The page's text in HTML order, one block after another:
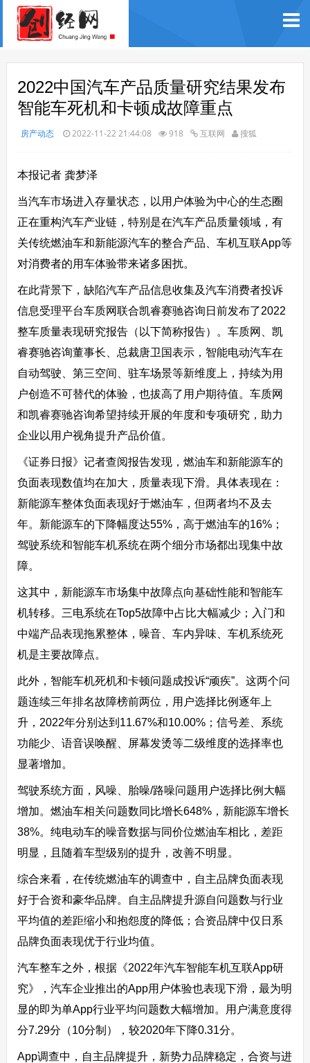
2022中国汽车产品质量研究结果发布
智能车死机和卡顿成故障重点
房产动态 2022-11-22 21:44:08 918 互联网 搜狐
本报记者 龚梦泽
当汽车市场进入存量状态，以用户体验为中心的生态圈
正在重构汽车产业链，特别是在汽车产品质量领域，有
关传统燃油车和新能源汽车的整合产品、车机互联App等
对消费者的用车体验带来诸多困扰。
在此背景下，缺陷汽车产品信息收集及汽车消费者投诉
信息受理平台车质网联合凯睿赛驰咨询日前发布了2022
整车质量表现研究报告（以下简称报告）。车质网、凯
睿赛驰咨询董事长、总裁唐卫国表示，智能电动汽车在
自动驾驶、第三空间、驻车场景等新维度上，持续为用
户创造不可替代的体验，也拔高了用户期待值。车质网
和凯睿赛驰咨询希望持续开展的年度和专项研究，助力
企业以用户视角提升产品价值。
《证券日报》记者查阅报告发现，燃油车和新能源车的
负面表现数值均在加大，质量表现下滑。具体表现在：
新能源车整体负面表现好于燃油车，但两者均不及去
年。新能源车的下降幅度达55%，高于燃油车的16%；
驾驶系统和智能车机系统在两个细分市场都出现集中故
障。
这其中，新能源车市场集中故障点向基础性能和智能车
机转移。三电系统在Top5故障中占比大幅减少；入门和
中端产品表现拖累整体，噪音、车内异味、车机系统死
机是主要故障点。
此外，智能车机死机和卡顿问题成投诉“顽疾”。这两个问
题连续三年排名故障榜前两位，用户选择比例逐年上
升，2022年分别达到11.67%和10.00%；信号差、系统
功能少、语音误唤醒、屏幕发烫等二级维度的选择率也
显著增加。
驾驶系统方面，风噪、胎噪/路噪问题用户选择比例大幅
增加。燃油车相关问题数同比增长648%，新能源车增长
38%。纯电动车的噪音数据与同价位燃油车相比，差距
明显，且随着车型级别的提升，改善不明显。
综合来看，在传统燃油车的调查中，自主品牌负面表现
好于合资和豪华品牌。自主品牌提升源自问题数与行业
平均值的差距缩小和抱怨度的降低；合资品牌中仅日系
品牌负面表现优于行业均值。
汽车整车之外，根据《2022年汽车智能车机互联App研
究》，汽车企业推出的App用户体验也表现下滑，最为明
显的即为单App行业平均问题数大幅增加。用户满意度得
分7.29分（10分制），较2020年下降0.31分。
App调查中，自主品牌提升，新势力品牌稳定，合资与进